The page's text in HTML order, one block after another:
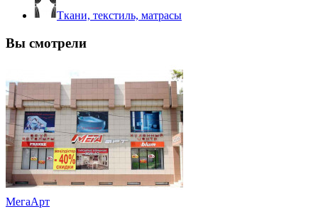
Ткани, текстиль, матрасы
Вы смотрели
МегаАрт